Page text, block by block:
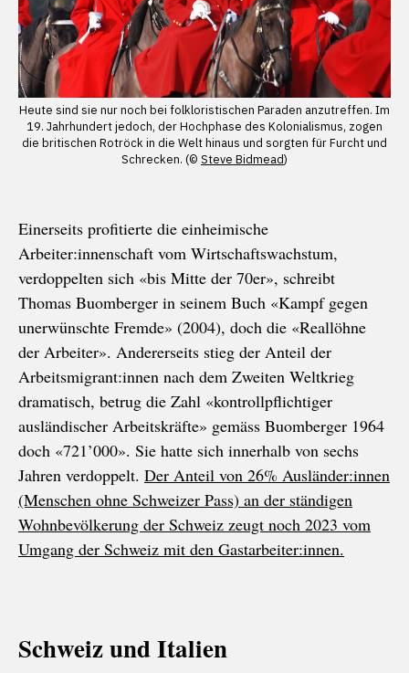
Heute sind sie nur noch bei folkloristischen Paraden anzutreffen. Im
19. Jahrhundert jedoch, der Hochphase des Kolonialismus, zogen
die britischen Rotröck in die Welt hinaus und sorgten für Furcht und
Schrecken. (© Steve Bidmead)
Einerseits profitierte die einheimische
Arbeiter:innenschaft vom Wirtschaftswachstum,
verdoppelten sich «bis Mitte der 70er», schreibt
Thomas Buomberger in seinem Buch «Kampf gegen
unerwünschte Fremde» (2004), doch die «Reallöhne
der Arbeiter». Andererseits stieg der Anteil der
Arbeitsmigrant:innen nach dem Zweiten Weltkrieg
dramatisch, betrug die Zahl «kontrollpflichtiger
ausländischer Arbeitskräfte» gemäss Buomberger 1964
doch «721’000». Sie hatte sich innerhalb von sechs
Jahren verdoppelt. Der Anteil von 26% Ausländer:innen
(Menschen ohne Schweizer Pass) an der ständigen
Wohnbevölkerung der Schweiz zeugt noch 2023 vom
Umgang der Schweiz mit den Gastarbeiter:innen.
Schweiz und Italien